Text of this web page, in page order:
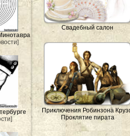
Свадебный салон
Приключения Робинзона
Проклятие пирата